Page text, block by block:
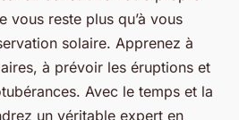
vous reste plus qu’à vous
solaire. Apprenez à
à prévoir les éruptions et
Avec le temps et la
un véritable expert en